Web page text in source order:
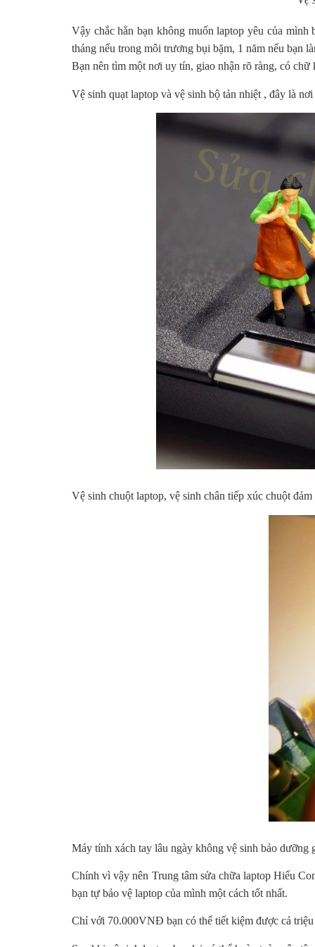
Vậy chắc hẳn bạn không muốn laptop yêu của
tháng nếu trong môi trương bụi bặm, 1 năm nếu bạn
Bạn nên tìm một nơi uy tín, giao nhận rõ ràng, có
Vệ sinh quạt laptop và vệ sinh bộ tản nhiệt , đây là
Vệ sinh chuột laptop, vệ sinh chân tiếp xúc chuột
Máy tính xách tay lâu ngày không vệ sinh bảo
Chính vì vậy nên Trung tâm sửa chữa laptop Hiếu
bạn tự bảo vệ laptop của mình một cách tốt nhất.
Chỉ với 70.000VNĐ bạn có thể tiết kiệm được cả